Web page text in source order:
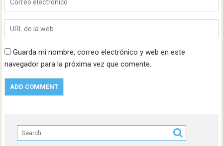
Guarda mi nombre, correo electrónico y web en este
navegador para la próxima vez que comente.